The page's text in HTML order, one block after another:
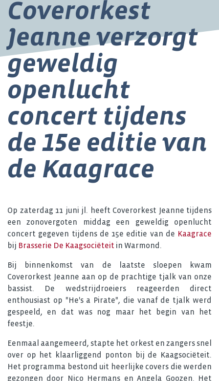
Coverorkest
Jeanne verzorgt
geweldig
openlucht
concert tijdens
de 15e editie van
de Kaagrace
Op zaterdag 11 juni jl. heeft Coverorkest Jeanne tijdens
een zonovergoten middag een geweldig openlucht
concert gegeven tijdens de 15e editie van de Kaagrace
bij Brasserie De Kaagsociëteit in Warmond.
Bij binnenkomst van de laatste sloepen kwam
Coverorkest Jeanne aan op de prachtige tjalk van onze
bassist. De wedstrijdroeiers reageerden direct
enthousiast op "He's a Pirate", die vanaf de tjalk werd
gespeeld, en dat was nog maar het begin van het
feestje.
Eenmaal aangemeerd, stapte het orkest en zangers snel
over op het klaarliggend ponton bij de Kaagsociëteit.
Het programma bestond uit heerlijke covers die werden
gezongen door Nico Hermans en Angela Goozen. Het